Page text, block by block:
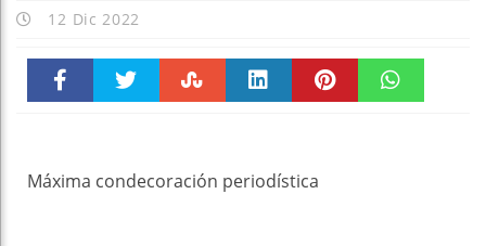
12 Dic 2022
Máxima condecoración periodística